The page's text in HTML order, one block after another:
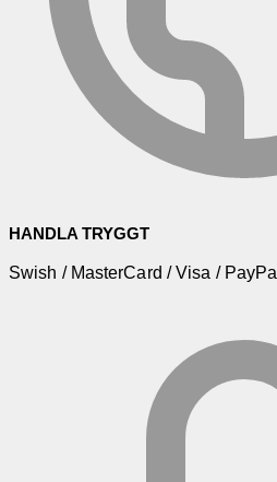
HANDLA TRYGGT
Swish / MasterCard / Visa / PayPal